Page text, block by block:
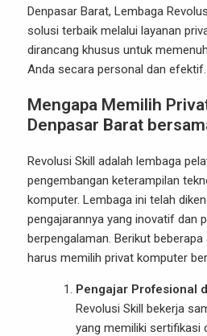
Denpasar Barat, Lembaga
solusi terbaik melalui layanan
dirancang khusus untuk
Anda secara personal dan efektif.
Mengapa Memilih
Denpasar Barat
Revolusi Skill adalah lembaga
pengembangan keterampilan
komputer. Lembaga ini telah
pengajarannya yang inovatif dan
berpengalaman. Berikut
harus memilih privat komputer
Pengajar Profesional
Revolusi Skill bekerja
yang memiliki sertifikasi